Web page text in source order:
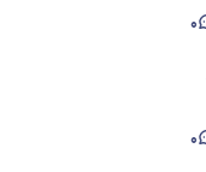
0
0